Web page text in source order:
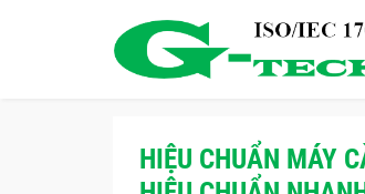
HIỆU CHUẨN MÁY